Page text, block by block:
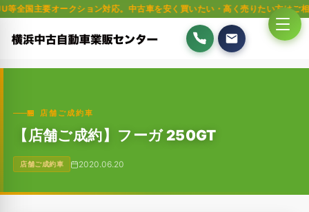
クション対応。中古車を安く買いたい・高く売りたい方はご相談ください
🏪 店舗ご成約車
【店舗ご成約】フーガ 250GT
店舗ご成約車 2020.06.20